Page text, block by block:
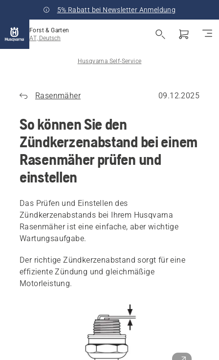
5% Rabatt bei Newsletter Anmeldung
Forst & Garten
AT, Deutsch
Husqvarna Self-Service
Rasenmäher 09.12.2025
So können Sie den
Zündkerzenabstand bei einem
Rasenmäher prüfen und
einstellen
Das Prüfen und Einstellen des
Zündkerzenabstands bei Ihrem Husqvarna
Rasenmäher ist eine einfache, aber wichtige
Wartungsaufgabe.
Der richtige Zündkerzenabstand sorgt für eine
effiziente Zündung und gleichmäßige
Motorleistung.